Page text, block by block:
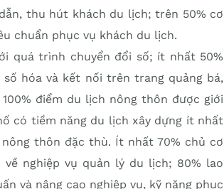
thu hút khách du lịch; trên 50% cơ
chuẩn phục vụ khách du lịch.
quá trình chuyển đổi số; ít nhất 50%
hóa và kết nối trên trang quảng bá,
điểm du lịch nông thôn được giới
có tiềm năng du lịch xây dựng ít nhất
thôn đặc thù. Ít nhất 70% chủ cơ
nghiệp vụ quản lý du lịch; 80% lao
và nâng cao nghiệp vụ, kỹ năng phục